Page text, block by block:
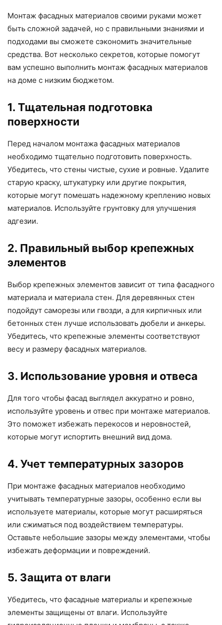
Монтаж фасадных материалов своими руками может
быть сложной задачей, но с правильными знаниями и
подходами вы сможете сэкономить значительные
средства. Вот несколько секретов, которые помогут
вам успешно выполнить монтаж фасадных материалов
на доме с низким бюджетом.
1. Тщательная подготовка
поверхности
Перед началом монтажа фасадных материалов
необходимо тщательно подготовить поверхность.
Убедитесь, что стены чистые, сухие и ровные. Удалите
старую краску, штукатурку или другие покрытия,
которые могут помешать надежному креплению новых
материалов. Используйте грунтовку для улучшения
адгезии.
2. Правильный выбор крепежных
элементов
Выбор крепежных элементов зависит от типа фасадного
материала и материала стен. Для деревянных стен
подойдут саморезы или гвозди, а для кирпичных или
бетонных стен лучше использовать дюбели и анкеры.
Убедитесь, что крепежные элементы соответствуют
весу и размеру фасадных материалов.
3. Использование уровня и отвеса
Для того чтобы фасад выглядел аккуратно и ровно,
используйте уровень и отвес при монтаже материалов.
Это поможет избежать перекосов и неровностей,
которые могут испортить внешний вид дома.
4. Учет температурных зазоров
При монтаже фасадных материалов необходимо
учитывать температурные зазоры, особенно если вы
используете материалы, которые могут расширяться
или сжиматься под воздействием температуры.
Оставьте небольшие зазоры между элементами, чтобы
избежать деформации и повреждений.
5. Защита от влаги
Убедитесь, что фасадные материалы и крепежные
элементы защищены от влаги. Используйте